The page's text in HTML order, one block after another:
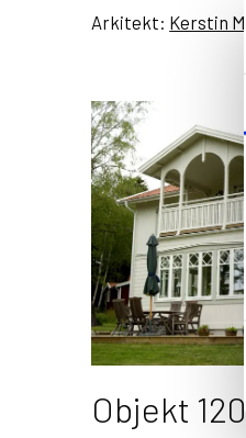
Arkitekt: Kerstin
Objekt